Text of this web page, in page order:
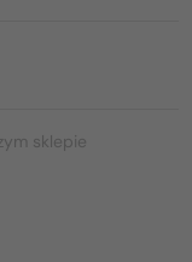
sklepie